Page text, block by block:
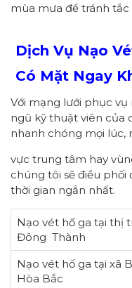
mùa mưa để tránh tắc
Dịch Vụ Nạo
Có Mặt Ngay
Với mạng lưới phục
ngũ kỹ thuật viên của
nhanh chóng mọi lúc,
vực trung tâm hay
chúng tôi sẽ điều
thời gian ngắn nhất.
Nạo vét hố ga tại thị
Đông Thành
Nạo vét hố ga tại xã
Hòa Bắc